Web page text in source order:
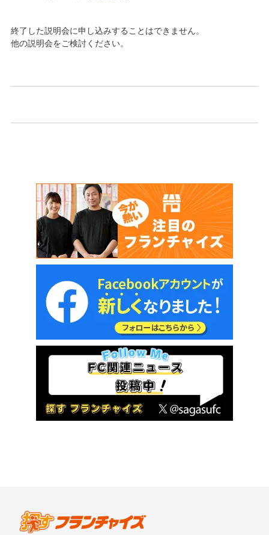
終了した説明会に申し込みすることはできません。
他の説明会をご検討ください。